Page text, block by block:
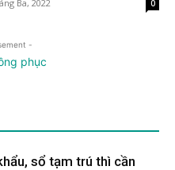
Ba, 2022 0
-
sổ tạm trú thì cần